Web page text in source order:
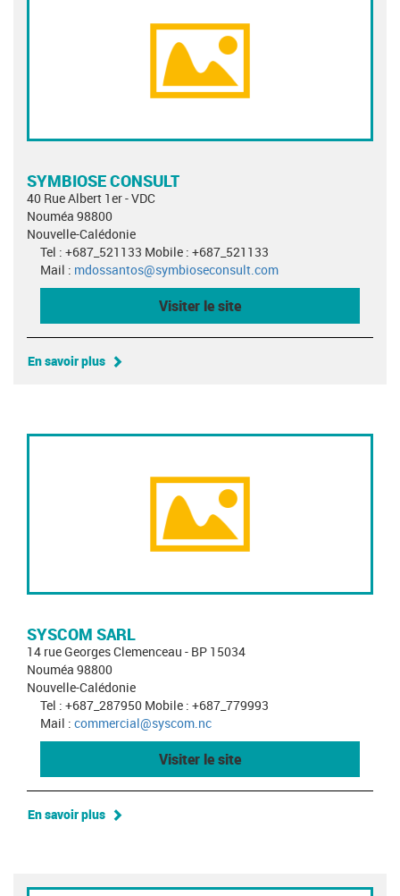
SYMBIOSE CONSULT
40 Rue Albert 1er - VDC
Nouméa 98800
Nouvelle-Calédonie
Tel : +687_521133 Mobile : +687_521133
Mail : mdossantos@symbioseconsult.com
Visiter le site
En savoir plus
SYSCOM SARL
14 rue Georges Clemenceau - BP 15034
Nouméa 98800
Nouvelle-Calédonie
Tel : +687_287950 Mobile : +687_779993
Mail : commercial@syscom.nc
Visiter le site
En savoir plus